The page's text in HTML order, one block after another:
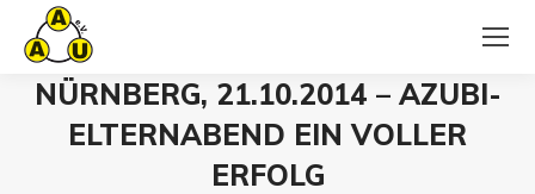
NÜRNBERG, 21.10.2014 – AZUBI-
ELTERNABEND EIN VOLLER
ERFOLG